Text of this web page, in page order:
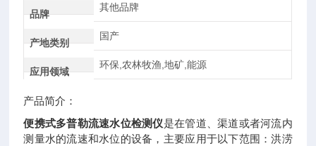
品牌
其他品牌
产地类别
国产
应用领域
环保,农林牧渔,地矿,能源
产品简介：
便携式多普勒流速水位检测仪是在管道、渠道或者河流内
测量水的流速和水位的设备，主要应用于以下范围：洪涝